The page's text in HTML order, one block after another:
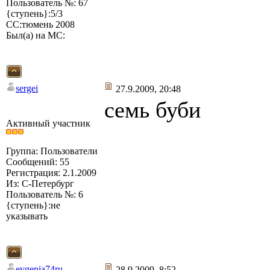
Пользователь №: 67
{ступень}:5/3
СС:тюмень 2008
Был(а) на МС:
sergei 27.9.2009, 20:48
Активный участник
Группа: Пользователи
Сообщений: 55
Регистрация: 2.1.2009
Из: С-Петербург
Пользователь №: 6
{ступень}:не
указывать
семь буби